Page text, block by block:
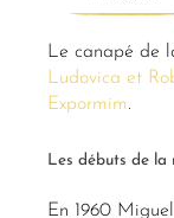
Histoire
Le canapé de
Ludovica et